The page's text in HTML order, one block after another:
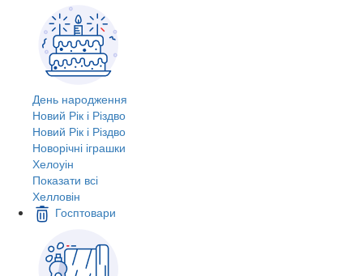
День народження
Новий Рік і Різдво
Новий Рік і Різдво
Новорічні іграшки
Хелоуін
Показати всі
Хелловін
Госптовари